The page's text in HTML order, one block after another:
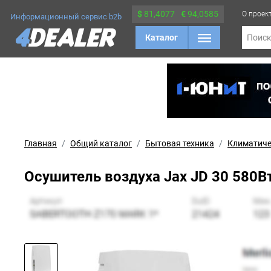
Информационный сервис b2b $ 81,4077 €94,0585
Каталог
О
Поиск
Главная Общий каталог Бытовая техника
Осушитель воздуха Jax JD 30